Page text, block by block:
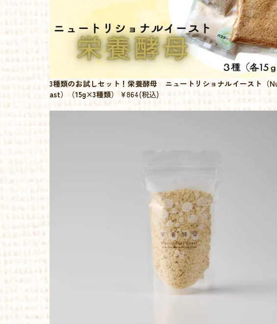
3種類のお試しセット！栄養酵母 ニュートリショナルイースト（
ast）（15g×3種類）
¥864(税込)